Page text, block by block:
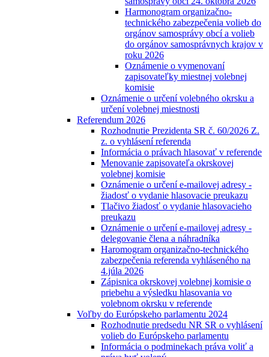
Harmonogram organizačno-
technického zabezpečenia volieb do
orgánov samosprávy obcí a volieb
do orgánov samosprávnych krajov v
roku 2026
Oznámenie o vymenovaní
zapisovateľky miestnej volebnej
komisie
Oznámenie o určení volebného okrsku a
určení volebnej miestnosti
Referendum 2026
Rozhodnutie Prezidenta SR č. 60/2026 Z.
z. o vyhlásení referenda
Informácia o právach hlasovať v referende
Menovanie zapisovateľa okrskovej
volebnej komisie
Oznámenie o určení e-mailovej adresy -
žiadosť o vydanie hlasovacie preukazu
Tlačivo žiadosť o vydanie hlasovacieho
preukazu
Oznámenie o určení e-mailovej adresy -
delegovanie člena a náhradníka
Haromogram organizačno-technického
zabezpečenia referenda vyhláseného na
4.júla 2026
Zápisnica okrskovej volebnej komisie o
priebehu a výsledku hlasovania vo
volebnom okrsku v referende
Voľby do Európskeho parlamentu 2024
Rozhodnutie predsedu NR SR o vyhlásení
volieb do Európskeho parlamentu
Informácia o podminekach práva voliť a